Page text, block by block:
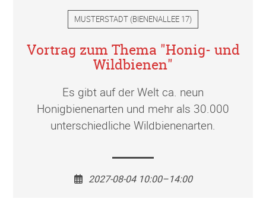
MUSTERSTADT (BIENENALLEE 17)
Vortrag zum Thema "Honig- und
Wildbienen"
Es gibt auf der Welt ca. neun
Honigbienenarten und mehr als 30.000
unterschiedliche Wildbienenarten.
2027-08-04 10:00–14:00